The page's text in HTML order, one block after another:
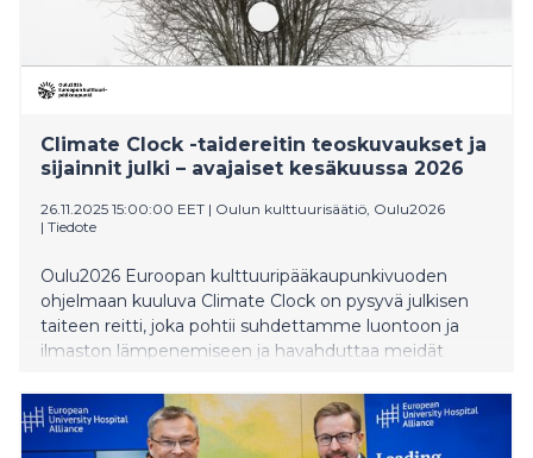
Climate Clock -taidereitin teoskuvaukset ja
sijainnit julki – avajaiset kesäkuussa 2026
26.11.2025 15:00:00 EET | Oulun kulttuurisäätiö, Oulu2026
| Tiedote
Oulu2026 Euroopan kulttuuripääkaupunkivuoden
ohjelmaan kuuluva Climate Clock on pysyvä julkisen
taiteen reitti, joka pohtii suhdettamme luontoon ja
ilmaston lämpenemiseen ja havahduttaa meidät
paikkakohtaisia taideteoksia niin luonnossa kuin
urbaaneissa ympäristöissä, yhteistyössä tutkijoiden ja
paikallisyhteisöjen kanssa. Mukana on veistoksia,